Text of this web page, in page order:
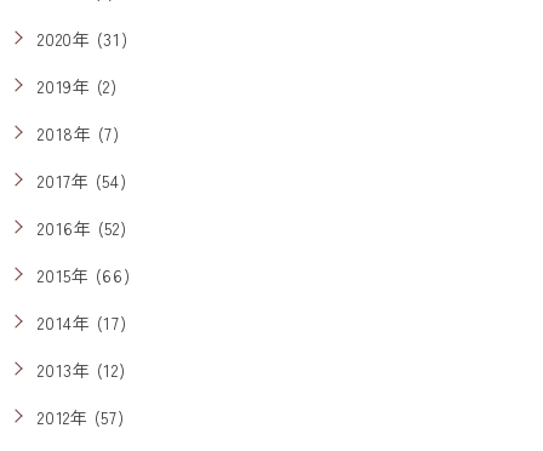
2020年 (31)
2019年 (2)
2018年 (7)
2017年 (54)
2016年 (52)
2015年 (66)
2014年 (17)
2013年 (12)
2012年 (57)